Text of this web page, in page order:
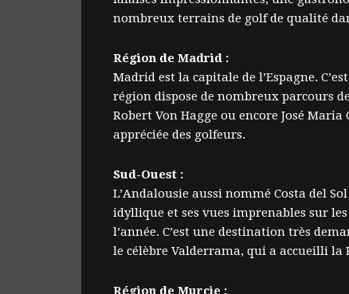
nombreux terrains de golf de qualité
Région de Madrid :
Madrid est la capitale de l’Espagne.
région dispose de nombreux parcours
Robert Von Hagge ou encore José
appréciée des golfeurs.
Sud-Ouest :
L’Andalousie aussi nommé Costa del
idyllique et ses vues imprenables sur
l’année. C’est une destination très
le célèbre Valderrama, qui a accueilli la
Région de Murcie :